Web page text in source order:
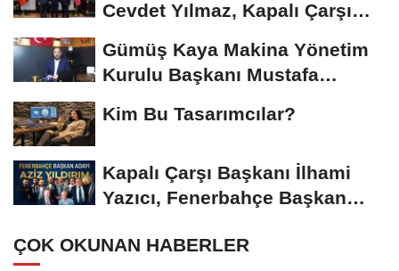
Cevdet Yılmaz, Kapalı Çarşı
Gümüş Kaya Makina Yönetim
Kurulu Başkanı Mustafa
Kim Bu Tasarımcılar?
Kapalı Çarşı Başkanı İlhami
Yazıcı, Fenerbahçe Başkan
ÇOK OKUNAN HABERLER